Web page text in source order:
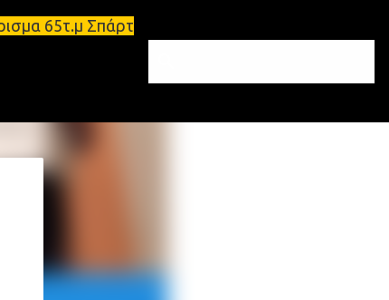
65τ.μ Σπάρτη - πωλείται τριάρι